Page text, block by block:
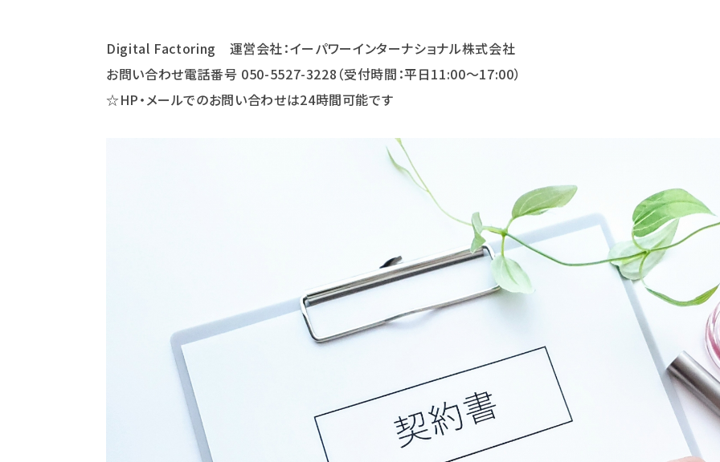
Digital Factoring 運営会社：イーパワーインターナショナル株式会社
お問い合わせ電話番号 050-5527-3228（受付時間：平日11:00～17:00）
☆HP・メールでのお問い合わせは24時間可能です